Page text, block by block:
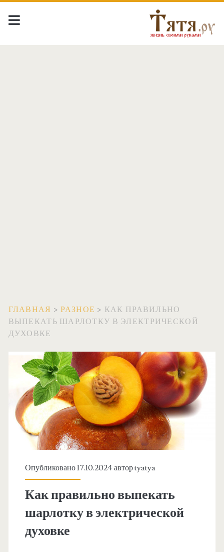
ГЛАВНАЯ >РАЗНОЕ > КАК ПРАВИЛЬНО
ВЫПЕКАТЬ ШАРЛОТКУ В ЭЛЕКТРИЧЕСКОЙ
ДУХОВКЕ
Опубликовано 17.10.2024 авторtyatya
Как правильно выпекать
шарлотку в электрической
духовке